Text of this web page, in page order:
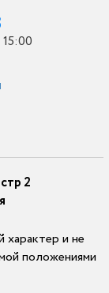
2
характер и не
положениями